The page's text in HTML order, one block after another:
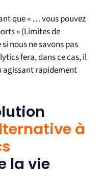
que « …vous pouvez
» (Limites de
nous ne savons pas
fera, dans ce cas, il
agissant rapidement
à
la vie